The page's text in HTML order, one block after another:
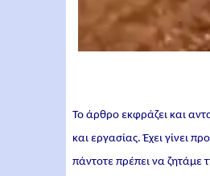
Το άρθρο εκφράζει και
και εργασίας. Έχει γίνει
πάντοτε πρέπει να ζητάμε